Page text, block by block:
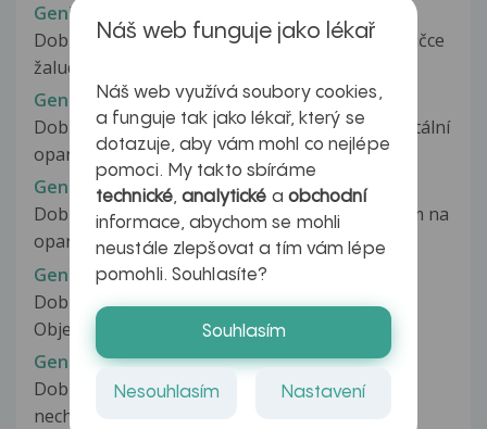
Genitální opar
Dobrý den, udělalo se mi něco zarudlého na špičce
žaludu. Mám pocit mírného...
Genitální opar
Dobrý den, nedávno měla moje přítelkyně genitální
opar. Nevíme, kde tento vir...
Genitální opar
Dobrý den, prosím Vás o objasnění. Trpěla jsem na
opary pod nosem, ale v posledních...
Genitální opar
Dobrý den, pane doktore. Mám genitální opar.
Objevil se mi s příchodem menstruace...
Genitální opar
Dobrý den, jsem první partner mé přítelkyně a
nechal jsem se pro ni otestovat...
Náš web funguje jako lékař
Náš web využívá soubory cookies,
a funguje tak jako lékař, který se
dotazuje, aby vám mohl co nejlépe
pomoci. My takto sbíráme
technické,analytické a obchodní
informace, abychom se mohli
neustále zlepšovat a tím vám lépe
pomohli. Souhlasíte?
Souhlasím
Nesouhlasím Nastavení